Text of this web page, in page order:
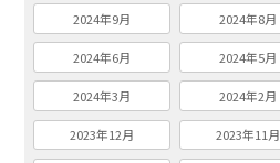
2024年9月 2024年8月
2024年6月 2024年5月
2024年3月 2024年2月
2023年12月 2023年11月